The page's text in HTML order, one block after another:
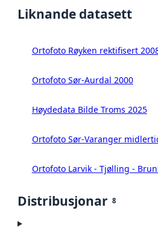
Liknande datasett
Ortofoto Røyken rektifisert
Ortofoto Sør-Aurdal 2000
Høydedata Bilde Troms 2025
Ortofoto Sør-Varanger
Ortofoto Larvik - Tjølling -
Distribusjonar 8